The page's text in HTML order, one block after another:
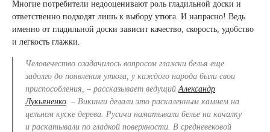
Многие потребители недооценивают роль гладильной доски и
ответственно подходят лишь к выбору утюга. И напрасно! Ведь
именно от гладильной доски зависит качество, скорость, удобство
и легкость глажки.
Человечество озадачилось вопросом глажки белья еще
задолго до появления утюга, у каждого народа были свои
приспособления, – рассказывает ведущий Александр
Лукьяненко . – Викинги делали это раскаленным камнем на
цельном куске дерева. Русичи наматывали белье на качалку
и раскатывали по гладкой поверхности. В средневековой